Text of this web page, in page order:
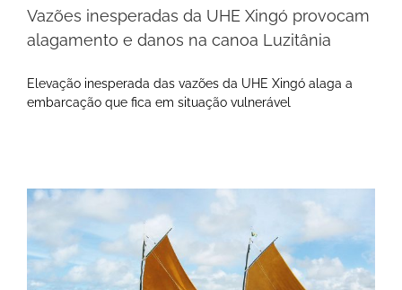
Vazões inesperadas da UHE Xingó provocam
alagamento e danos na canoa Luzitânia
Elevação inesperada das vazões da UHE Xingó alaga a
embarcação que fica em situação vulnerável